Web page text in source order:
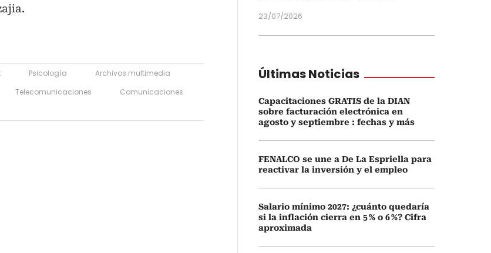
Psicología
Archivos multimedia
Telecomunicaciones
Comunicaciones
23/07/2026
Últimas Noticias
Capacitaciones GRATIS de la DIAN
sobre facturación electrónica en
agosto y septiembre : fechas y más
FENALCO se une a De La Espriella para
reactivar la inversión y el empleo
Salario mínimo 2027: ¿cuánto quedaría
si la inflación cierra en 5 % o 6 %? Cifra
aproximada